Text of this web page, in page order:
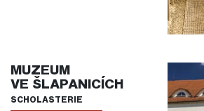
MUZEUM
VE ŠLAPANICÍCH
SCHOLASTERIE